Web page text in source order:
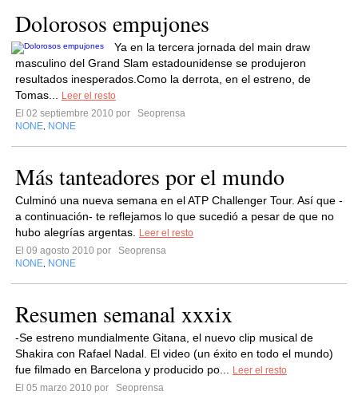
Dolorosos empujones
Ya en la tercera jornada del main draw
masculino del Grand Slam estadounidense se produjeron
resultados inesperados.Como la derrota, en el estreno, de
Tomas...
Leer el resto
El 02 septiembre 2010 por
Seoprensa
NONE NONE
Más tanteadores por el mundo
Culminó una nueva semana en el ATP Challenger Tour. Así que -
a continuación- te reflejamos lo que sucedió a pesar de que no
hubo alegrías argentas.
Leer el resto
El 09 agosto 2010 por
Seoprensa
NONE NONE
Resumen semanal xxxix
-Se estreno mundialmente Gitana, el nuevo clip musical de
Shakira con Rafael Nadal. El video (un éxito en todo el mundo)
fue filmado en Barcelona y producido po...
Leer el resto
El 05 marzo 2010 por
Seoprensa